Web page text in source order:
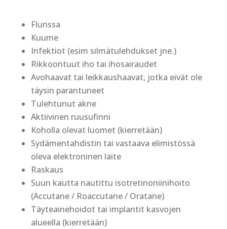
Flunssa
Kuume
Infektiot (esim silmätulehdukset jne.)
Rikkoontuut iho tai ihosairaudet
Avohaavat tai leikkaushaavat, jotka eivät ole
täysin parantuneet
Tulehtunut akne
Aktiivinen ruusufinni
Koholla olevat luomet (kierretään)
Sydämentahdistin tai vastaava elimistössä
oleva elektroninen laite
Raskaus
Suun kautta nautittu isotretinoniinihoito
(Accutane / Roaccutane / Oratane)
Täyteainehoidot tai implantit kasvojen
alueella (kierretään)